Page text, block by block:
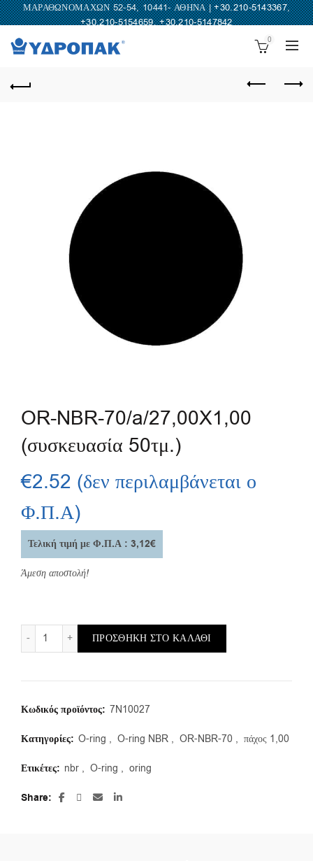
ΜΑΡΑΘΩΝΟΜΑΧΩΝ 52-54, 10441- ΑΘΗΝΑ |+30.210-5143367,
+30.210-5154659,+30.210-5147842
0
OR-NBR-70/a/27,00X1,00
(συσκευασία 50τμ.)
€2.52 (δεν περιλαμβάνεται ο
Φ.Π.Α)
Τελική τιμή με Φ.Π.Α : 3,12€
Άμεση αποστολή!
OR-NBR-70/a/27,00X1,00 (συσκευασία 50τμ.) ποσότητα
ΠΡΟΣΘΉΚΗ ΣΤΟ ΚΑΛΆΘΙ
Κωδικός προϊόντος: 7N10027
Κατηγορίες: O-ring , O-ring NBR , OR-NBR-70 , πάχος 1,00
Ετικέτες: nbr , O-ring , oring
Share